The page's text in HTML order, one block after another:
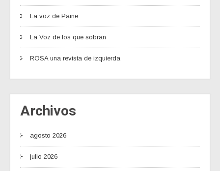
La voz de Paine
La Voz de los que sobran
ROSA una revista de izquierda
Archivos
agosto 2026
julio 2026